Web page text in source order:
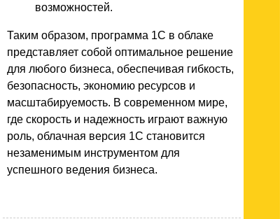
возможностей.
Таким образом, программа 1С в облаке
представляет собой оптимальное решение
для любого бизнеса, обеспечивая гибкость,
безопасность, экономию ресурсов и
масштабируемость. В современном мире,
где скорость и надежность играют важную
роль, облачная версия 1С становится
незаменимым инструментом для
успешного ведения бизнеса.